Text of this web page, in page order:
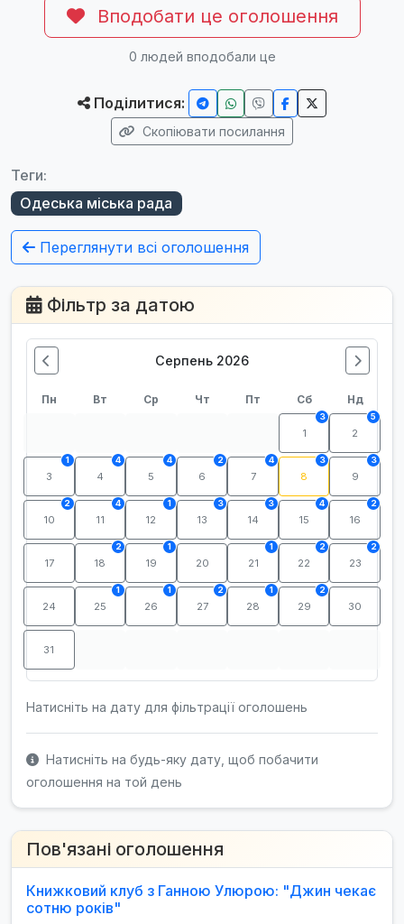
Вподобати це оголошення
0 людей вподобали це
Поділитися:
Скопіювати посилання
Теги:
Одеська міська рада
Переглянути всі оголошення
Фільтр за датою
Серпень 2026
Пн Вт Ср Чт Пт Сб Нд
1
3
2
5
3
1
4
4
5
4
6
2
7
4
8
3
9
3
10
2
11
4
12
1
13
3
14
3
15
4
16
2
17 18
2
19
1
20 21
1
22
2
23
2
24 25
1
26
1
27
2
28
1
29
2
30
31
Натисніть на дату для фільтрації оголошень
Натисніть на будь-яку дату, щоб побачити
оголошення на той день
Пов'язані оголошення
Книжковий клуб з Ганною Улюрою: "Джин чекає
сотню років"